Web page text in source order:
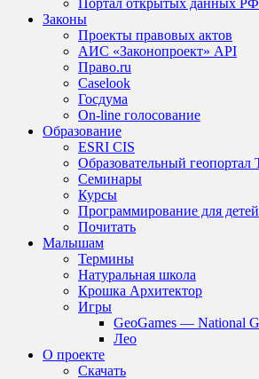
Законы
Проекты правовых актов
АИС «Законопроект» API
Право.ru
Caselook
Госдума
On-line голосование
Образование
ESRI CIS
Образовательный геопортал
Семинары
Курсы
Программирование для детей
Почитать
Малышам
Термины
Натуральная школа
Крошка Архитектор
Игры
GeoGames — National
Лео
О проекте
Скачать